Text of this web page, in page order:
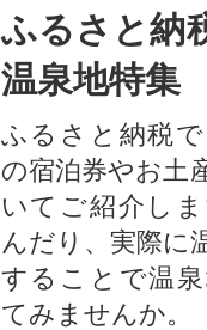
ふるさと納
温泉地特集
ふるさと納税
の宿泊券やお土
いてご紹介し
んだり、実際に
することで温
てみませんか。